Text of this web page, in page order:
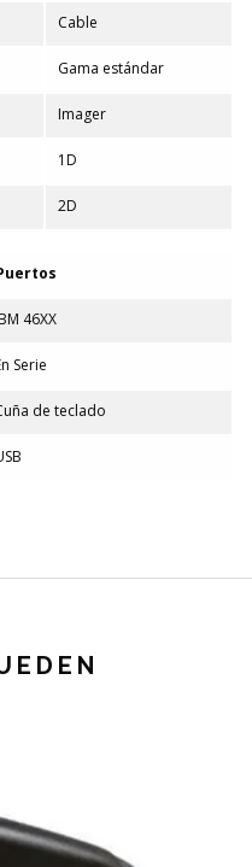
Cable
Gama estándar
Imager
1D
2D
46XX
Serie
de teclado